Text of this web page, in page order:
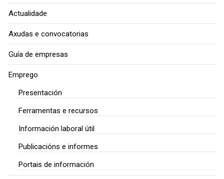
Actualidade
Axudas e convocatorias
Guía de empresas
Emprego
Presentación
Ferramentas e recursos
Información laboral útil
Publicacións e informes
Portais de información